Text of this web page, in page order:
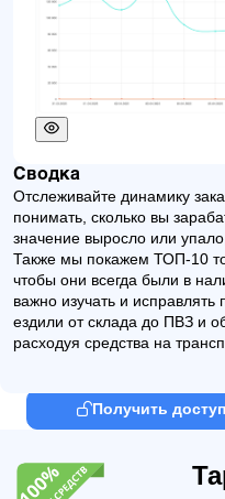
Сводка
Отслеживайте динамику
понимать, сколько вы
значение выросло или
Также мы покажем ТОП-10
чтобы они всегда были в
важно изучать и
ездили от склада до ПВЗ и
расходуя средства на
Получить